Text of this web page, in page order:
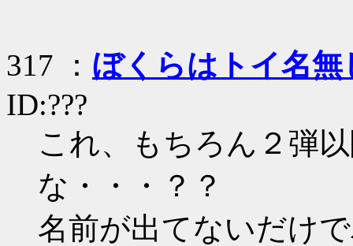
317 ： ぼくらはトイ名無
ID:???
これ、もちろん２弾
な・・・？？
名前が出てないだけ